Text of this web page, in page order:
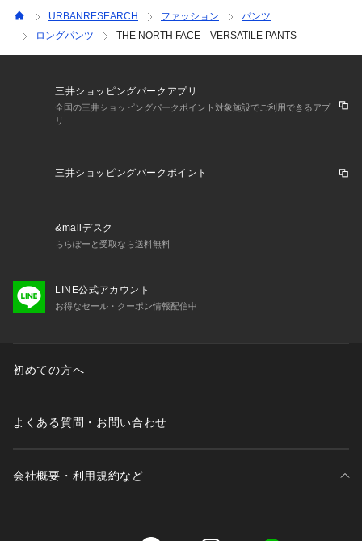
伸縮性 : なし
裏地 : なし
光沢 : なし
ポケット : あり
URBANRESEARCH ファッション
パンツ
ロングパンツ
THE NORTH FACE VERSATILE PANTS
三井ショッピングパークアプリ
全国の三井ショッピングパークポイント対象施設でご利用できるアプ
リ
三井ショッピングパークポイント
&mallデスク
ららぽーと受取なら送料無料
LINE公式アカウント
お得なセール・クーポン情報配信中
初めての方へ
よくある質問・お問い合わせ
会社概要・利用規約など